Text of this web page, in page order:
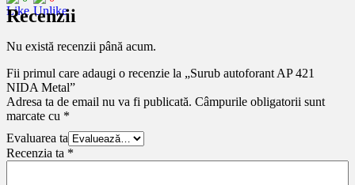
Recenzii
Nu există recenzii până acum.
Fii primul care adaugi o recenzie la „Surub autoforant AP 421
NIDA Metal”
Adresa ta de email nu va fi publicată. Câmpurile obligatorii sunt
marcate cu *
Evaluarea ta
Recenzia ta *